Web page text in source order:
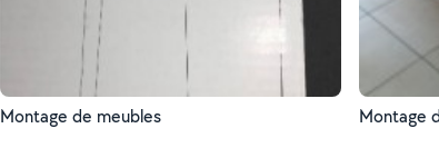
Montage de meubles Montage